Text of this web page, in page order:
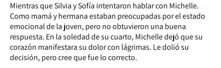
Mientras que Silvia y Sofía intentaron hablar con Michelle.
Como mamá y hermana estaban preocupadas por el estado
emocional de la joven, pero no obtuvieron una buena
respuesta. En la soledad de su cuarto, Michelle dejó que su
corazón manifestara su dolor con lágrimas. Le dolió su
decisión, pero cree que fue lo correcto.